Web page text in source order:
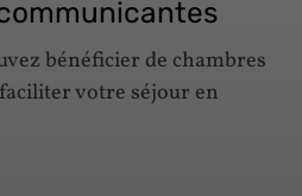
bénéficier de chambres
votre séjour en